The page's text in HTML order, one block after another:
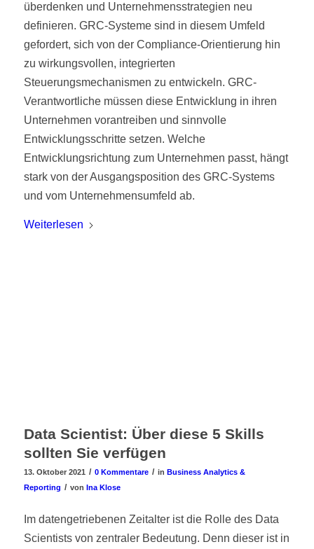
überdenken und Unternehmensstrategien neu
definieren. GRC-Systeme sind in diesem Umfeld
gefordert, sich von der Compliance-Orientierung hin
zu wirkungsvollen, integrierten
Steuerungsmechanismen zu entwickeln. GRC-
Verantwortliche müssen diese Entwicklung in ihren
Unternehmen vorantreiben und sinnvolle
Entwicklungsschritte setzen. Welche
Entwicklungsrichtung zum Unternehmen passt, hängt
stark von der Ausgangsposition des GRC-Systems
und vom Unternehmensumfeld ab.
Weiterlesen
Data Scientist: Über diese 5 Skills
sollten Sie verfügen
13. Oktober 2021 / 0 Kommentare / in Business Analytics &
Reporting / von Ina Klose
Im datengetriebenen Zeitalter ist die Rolle des Data
Scientists von zentraler Bedeutung. Denn dieser ist in